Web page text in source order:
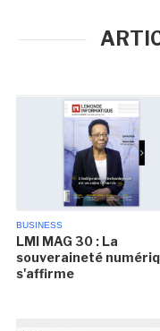
BUSINESS
LMI MAG 30 : La
souveraineté
s'affirme